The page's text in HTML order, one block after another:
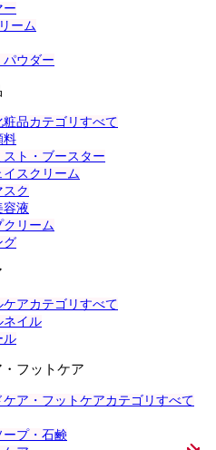
ー
ーム
パウダー
品カテゴリすべて
料
ト・ブースター
スクリーム
ク
容液
クリーム
グ
アカテゴリすべて
ネイル
ル
フットケア
ア・フットケアカテゴリすべて
プ・石鹸